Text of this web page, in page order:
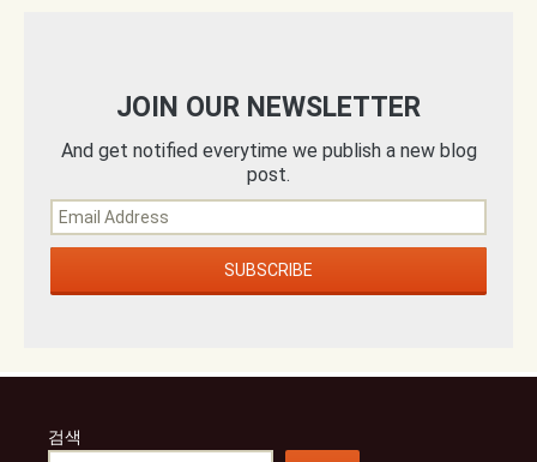
JOIN OUR NEWSLETTER
And get notified everytime we publish a new blog
post.
검색